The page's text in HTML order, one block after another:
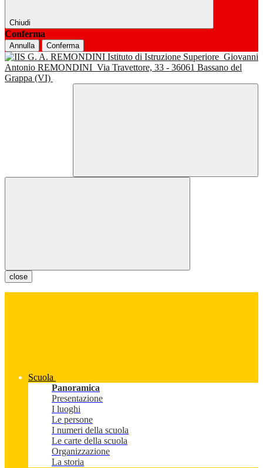
Chiudi
Conferma
Annulla Conferma
Istituto di Istruzione Superiore Giovanni
Antonio REMONDINI Via Travettore, 33 - 36061 Bassano del
Grappa (VI)
close
Scuola
Panoramica
Presentazione
I luoghi
Le persone
I numeri della scuola
Le carte della scuola
Organizzazione
La storia